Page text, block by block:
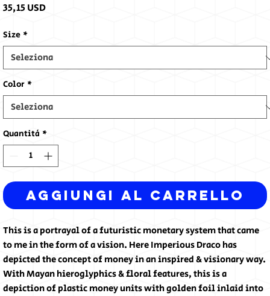
35,15 USDPrezzo
Size *
Color *
Quantità *
Aggiungi al carrello
This is a portrayal of a futuristic monetary system that came
to me in the form of a vision. Here Imperious Draco has
depicted the concept of money in an inspired & visionary way.
With Mayan hieroglyphics & floral features, this is a
depiction of plastic money units with golden foil inlaid into